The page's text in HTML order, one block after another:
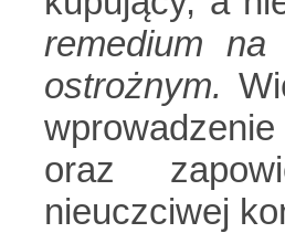
remedium
ostrożnym.
oraz
nieuczciwej